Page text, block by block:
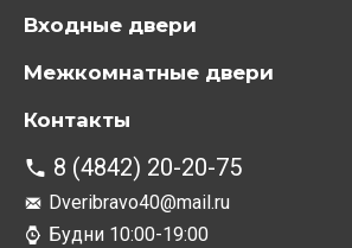
Входные двери
Межкомнатные двери
Контакты
8 (4842) 20-20-75
Dveribravo40@mail.ru
Будни 10:00-19:00